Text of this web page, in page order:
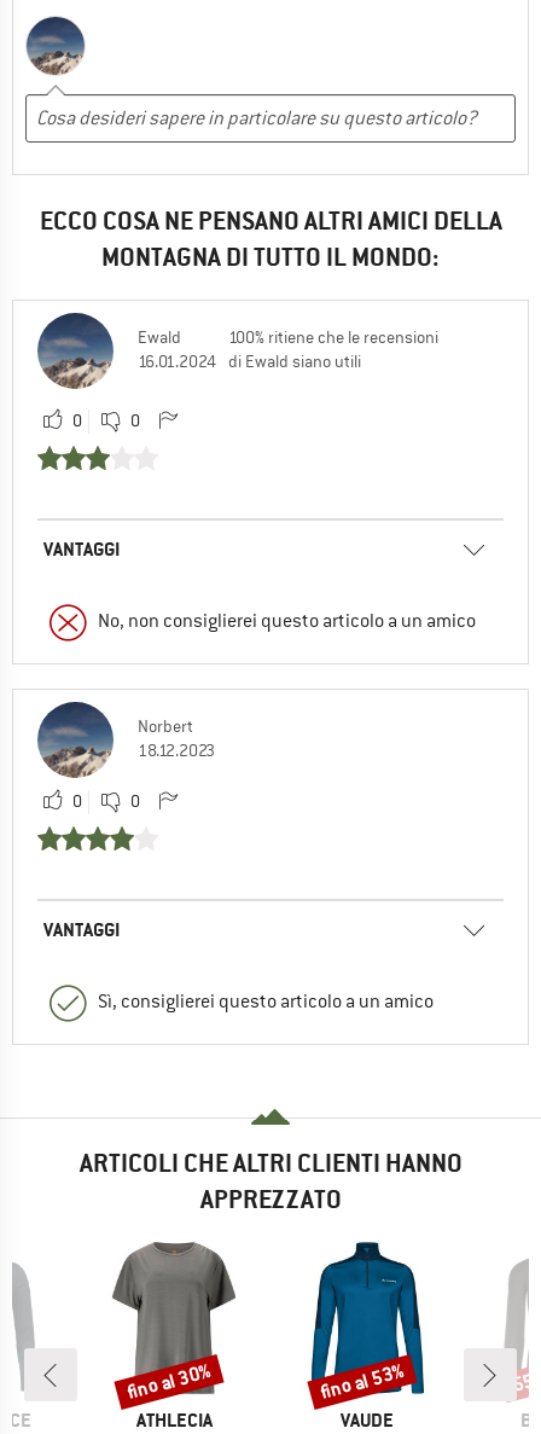
ECCO COSA NE PENSANO ALTRI AMICI DELLA
MONTAGNA DI TUTTO IL MONDO:
Ewald
16.01.2024
100% ritiene che le recensioni
di Ewald siano utili
0 0
VANTAGGI
No, non consiglierei questo articolo a un amico
Norbert
18.12.2023
0 0
VANTAGGI
Sì, consiglierei questo articolo a un amico
ARTICOLI CHE ALTRI CLIENTI HANNO
APPREZZATO
MARCHIO
ATHLECIA
Sconto
fino al 30%
MARCHIO
VAUDE
Sconto
fino al 53%